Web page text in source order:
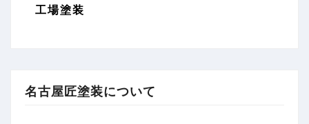
工場塗装
名古屋匠塗装について